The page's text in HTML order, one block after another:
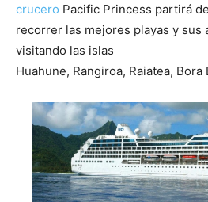
crucero Pacific Princess partirá
recorrer las mejores playas y sus
visitando las islas
Huahune, Rangiroa, Raiatea,